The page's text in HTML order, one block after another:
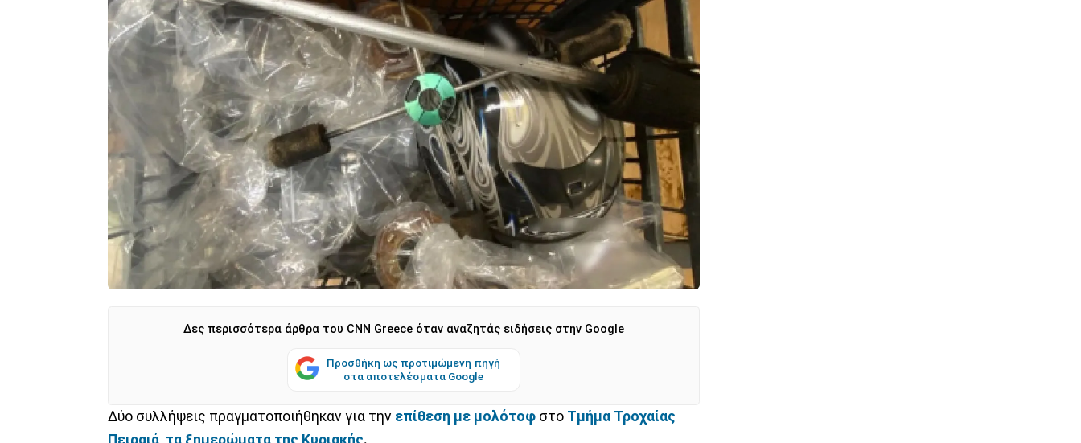
Δες περισσότερα άρθρα του CNN Greece όταν αναζητάς ειδήσεις στην Google
Προσθήκη ως προτιμώμενη πηγή
στα αποτελέσματα Google
Δύο συλλήψεις πραγματοποιήθηκαν για την επίθεση με μολότοφ στο Τμήμα Τροχαίας